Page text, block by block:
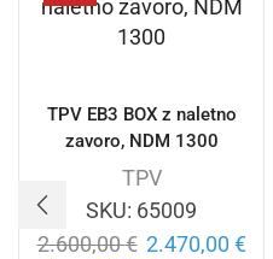
TPV EB3 BOX z naletno
zavoro, NDM 1300
TPV
SKU: 65009
2.600,00€ 2.470,00 €